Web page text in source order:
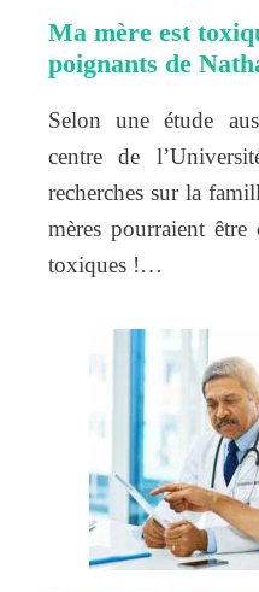
Ma mère est
poignants de
Selon une étude
centre de
recherches sur la
mères pourraient être
toxiques !…